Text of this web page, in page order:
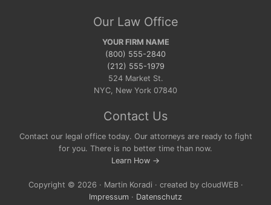
Our Law Office
YOUR FIRM NAME
(800) 555-2840
(212) 555-1979
524 Market St.
NYC, New York 07840
Contact Us
Contact our legal office today. Our attorneys are ready to fight
for you. There is no better time than now.
Learn How →
Copyright © 2026 · Martin Koradi · created by cloudWEB ·
Impressum · Datenschutz